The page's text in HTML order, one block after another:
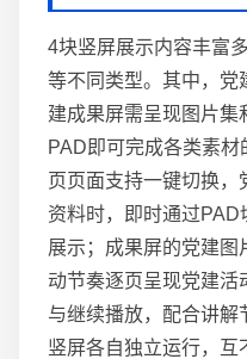
4块竖屏展示内容丰富
等不同类型。其中，党
建成果屏需呈现图片集
PAD即可完成各类素
页页面支持一键切换
资料时，即时通过
展示；成果屏的党建
动节奏逐页呈现党建活
与继续播放，配合讲解
竖屏各自独立运行，互